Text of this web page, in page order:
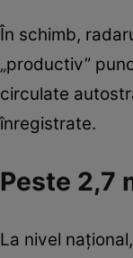
În schimb,
„productiv”
circulate
înregistrate.
Peste 2,7
La nivel